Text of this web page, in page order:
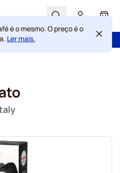
Search Cart
acima de 49 €
direito de rescisão
é o mesmo. O preço é o
Ler mais.